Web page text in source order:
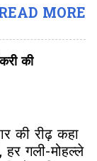
सामाजिक
को लिखे पत्र
संबंधी
ने
वर्ग
है।
MORE
की
की रीढ़ कहा
गली-मोहल्ले